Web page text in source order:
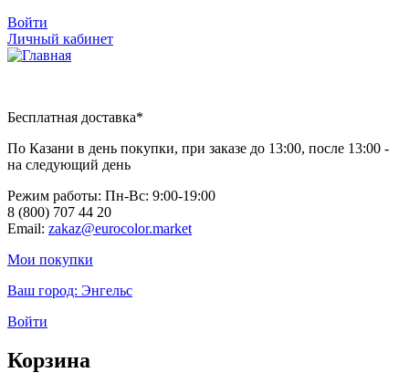
Войти
Личный кабинет
Бесплатная доставка*
По Казани в день покупки, при заказе до 13:00, после 13:00 -
на следующий день
Режим работы: Пн-Вc: 9:00-19:00
8 (800) 707 44 20
Email: zakaz@eurocolor.market
Мои покупки
Ваш город: Энгельс
Войти
Корзина